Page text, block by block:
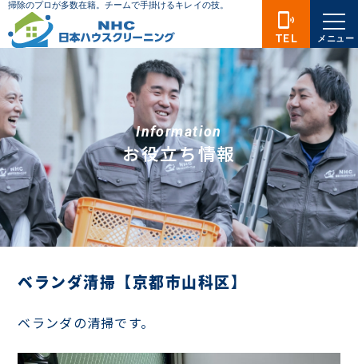
Information
お役立ち情報
ベランダ清掃【京都市山科区】
ベランダの清掃です。
phonelink_ring
TEL メニュー